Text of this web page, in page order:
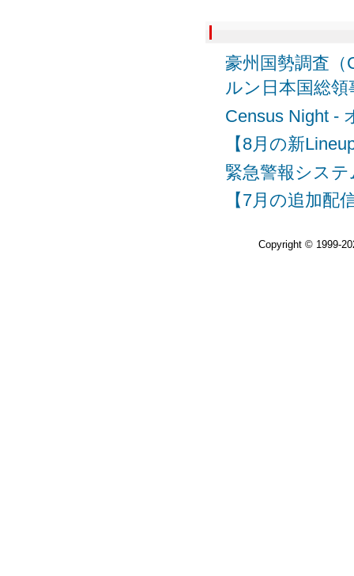
豪州国勢調査
ルン日本国総領
Census Night -
【8月の新
緊急警報シス
【7月の追加配
Copyright © 1999-